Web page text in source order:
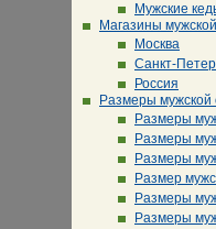
Мужские
Магазины
Москва
Санкт-
Россия
Размеры
Размеры
Размеры
Размеры
Размер
Размеры
Размеры